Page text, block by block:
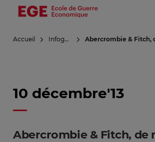
Aller
principal
Accueil Infoguerre Abercrombie & Fitch,
10 décembre'13
Abercrombie & Fitch, de